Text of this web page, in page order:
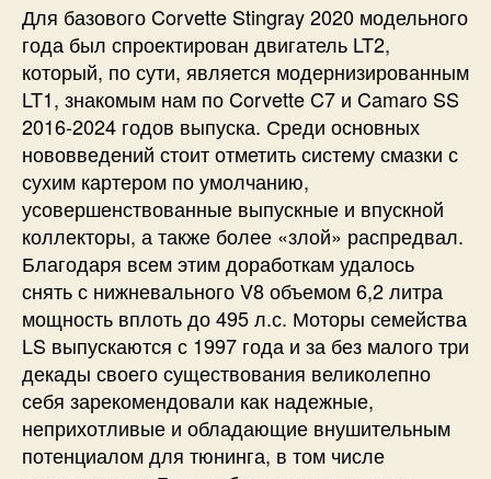
Для базового Corvette Stingray 2020 модельного
года был спроектирован двигатель LT2,
который, по сути, является модернизированным
LT1, знакомым нам по Corvette C7 и Camaro SS
2016-2024 годов выпуска. Среди основных
нововведений стоит отметить систему смазки с
сухим картером по умолчанию,
усовершенствованные выпускные и впускной
коллекторы, а также более «злой» распредвал.
Благодаря всем этим доработкам удалось
снять с нижневального V8 объемом 6,2 литра
мощность вплоть до 495 л.с. Моторы семейства
LS выпускаются с 1997 года и за без малого три
декады своего существования великолепно
себя зарекомендовали как надежные,
неприхотливые и обладающие внушительным
потенциалом для тюнинга, в том числе